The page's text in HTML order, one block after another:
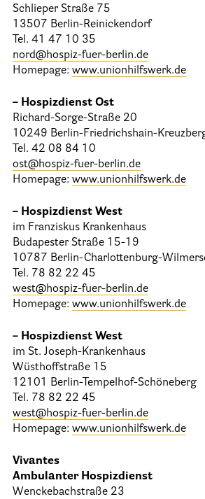
Schlieper Straße 75
13507 Berlin-Reinickendorf
Tel. 41 47 10 35
nord@hospiz-fuer-berlin.de
Homepage: www.unionhilfswerk.de
– Hospizdienst Ost
Richard-Sorge-Straße 20
10249 Berlin-Friedrichshain-
Tel. 42 08 84 10
ost@hospiz-fuer-berlin.de
Homepage: www.unionhilfswerk.de
– Hospizdienst West
im Franziskus Krankenhaus
Budapester Straße 15-19
10787 Berlin-Charlottenburg-
Tel. 78 82 22 45
west@hospiz-fuer-berlin.de
Homepage: www.unionhilfswerk.de
– Hospizdienst West
im St. Joseph-Krankenhaus
Wüsthoffstraße 15
12101 Berlin-Tempelhof-Schöneberg
Tel. 78 82 22 45
west@hospiz-fuer-berlin.de
Homepage: www.unionhilfswerk.de
Vivantes
Ambulanter Hospizdienst
Wenckebachstraße 23